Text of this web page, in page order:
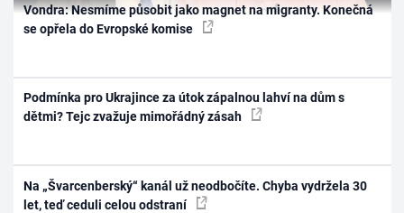
Vondra: Nesmíme působit jako magnet na migranty. Konečná
se opřela do Evropské komise
Podmínka pro Ukrajince za útok zápalnou lahví na dům s
dětmi? Tejc zvažuje mimořádný zásah
Na „Švarcenberský“ kanál už neodbočíte. Chyba vydržela 30
let, teď ceduli celou odstraní